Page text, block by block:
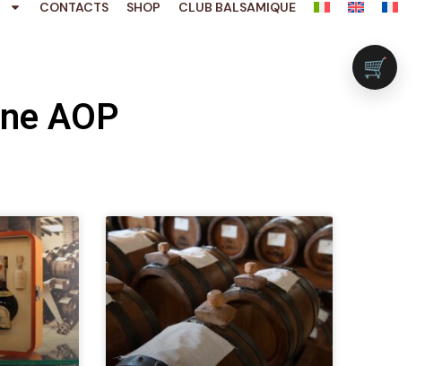
CONTACTS SHOP CLUB BALSAMIQUE
AOP
🛒